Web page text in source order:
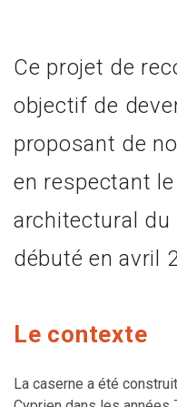
Ce projet de
objectif de
proposant de
en respectant
architectural du
débuté en avril
Le contexte
La caserne a été